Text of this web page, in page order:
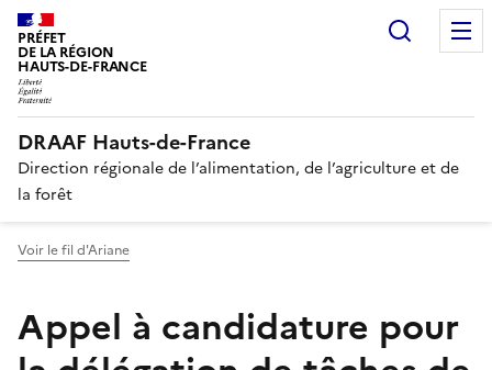
PRÉFET
DE LA RÉGION
HAUTS-DE-FRANCE
DRAAF Hauts-de-France
Direction régionale de l’alimentation, de l’agriculture et de
la forêt
Voir le fil d'Ariane
Appel à candidature pour